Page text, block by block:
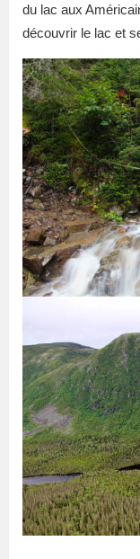
du lac aux
découvrir le lac et